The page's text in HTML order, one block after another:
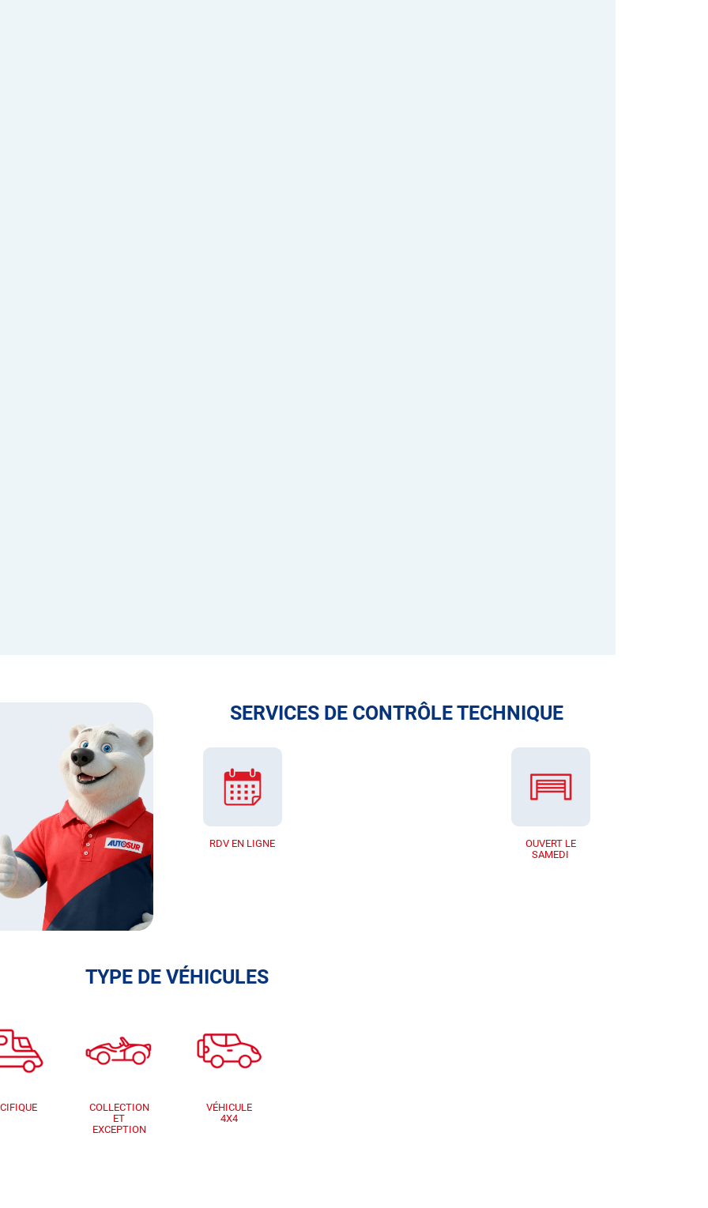
SERVICES DE CONTRÔLE TECHNIQUE
RDV EN LIGNE
OUVERT LE
SAMEDI
TYPE DE VÉHICULES
COLLECTION
ET
EXCEPTION
VÉHICULE
4X4